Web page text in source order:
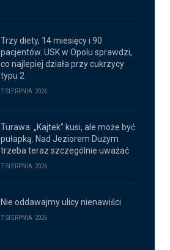
Trzy diety, 14 miesięcy i 90
pacjentów. USK w Opolu sprawdzi,
co najlepiej działa przy cukrzycy
typu 2
7 SIERPNIA 2026
Turawa: „Kajtek” kusi, ale może być
pułapką. Nad Jeziorem Dużym
trzeba teraz szczególnie uważać
7 SIERPNIA 2026
Nie oddawajmy ulicy nienawiści
7 SIERPNIA 2026